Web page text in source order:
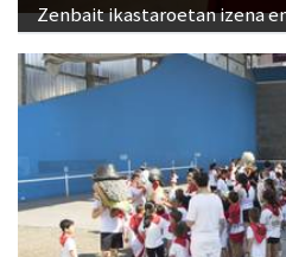
Zenbait ikastaroetan izena